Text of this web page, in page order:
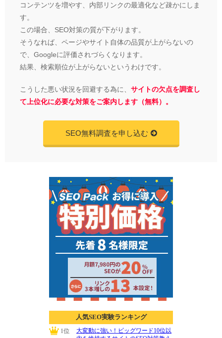
コンテンツを増やす、内部リンクの最適化など疎かにしま
す。
この場合、SEO対策の質が下がります。
そうなれば、ページやサイト自体の品質が上がらないの
で、Googleに評価されづらくなります。
結果、検索順位が上がらないというわけです。
こうした悪い状況を回避する為に、 サイトの欠点を調査し
て上位化に必要な対策をご案内します（無料）。
SEO無料調査を申し込む